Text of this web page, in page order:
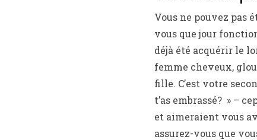
Vous ne pouvez pas
vous que jour
déjà été acquérir le
femme cheveux,
fille. C’est votre
t’as embrassé? » –
et aimeraient vous
assurez-vous que